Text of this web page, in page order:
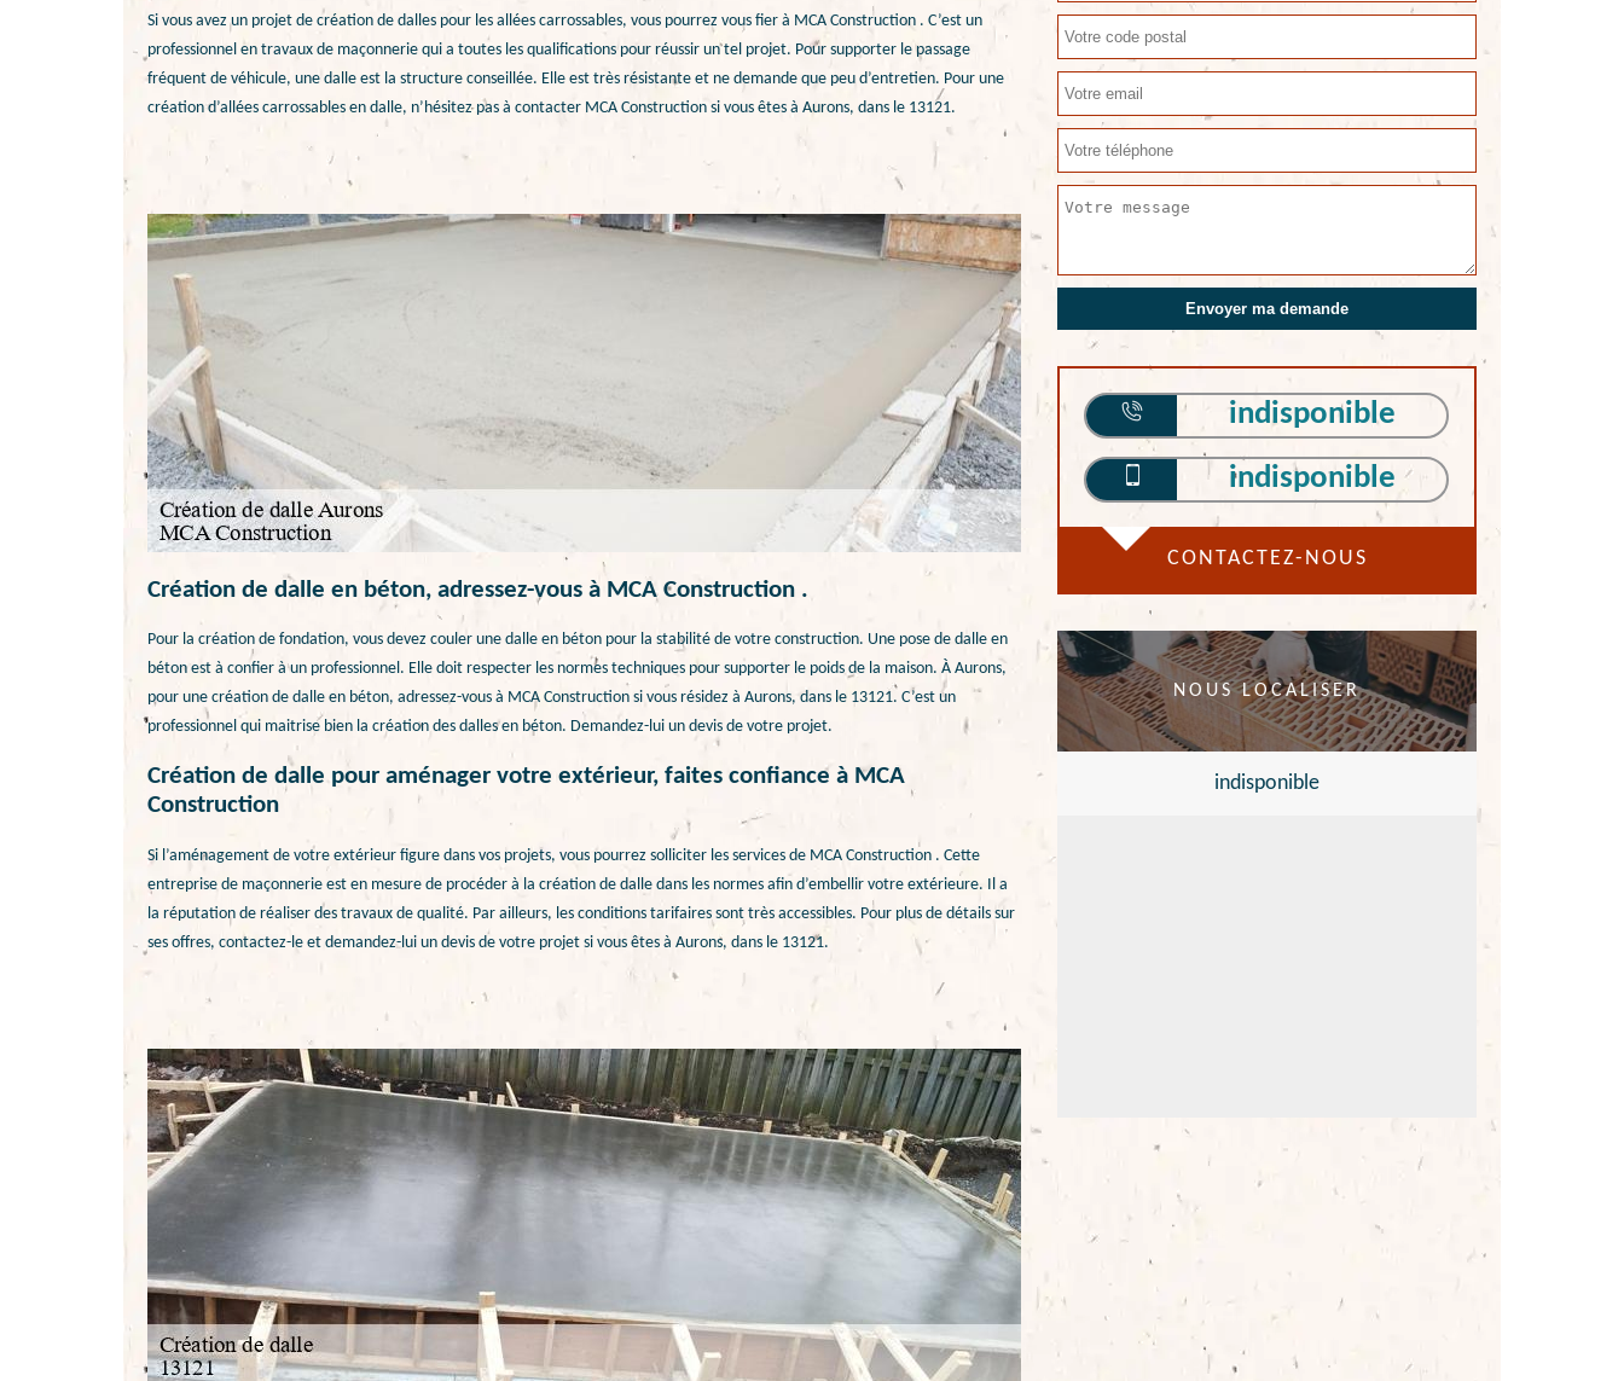
Si vous avez un projet de création de dalles pour les allées carrossables, vous pourrez vous fier à MCA Construction . C’est un
professionnel en travaux de maçonnerie qui a toutes les qualifications pour réussir un tel projet. Pour supporter le passage
fréquent de véhicule, une dalle est la structure conseillée. Elle est très résistante et ne demande que peu d’entretien. Pour une
création d’allées carrossables en dalle, n’hésitez pas à contacter MCA Construction si vous êtes à Aurons, dans le 13121.
Création de dalle en béton, adressez-vous à MCA Construction .
Pour la création de fondation, vous devez couler une dalle en béton pour la stabilité de votre construction. Une pose de dalle en
béton est à confier à un professionnel. Elle doit respecter les normes techniques pour supporter le poids de la maison. À Aurons,
pour une création de dalle en béton, adressez-vous à MCA Construction si vous résidez à Aurons, dans le 13121. C’est un
professionnel qui maitrise bien la création des dalles en béton. Demandez-lui un devis de votre projet.
Création de dalle pour aménager votre extérieur, faites confiance à MCA
Construction
Si l’aménagement de votre extérieur figure dans vos projets, vous pourrez solliciter les services de MCA Construction . Cette
entreprise de maçonnerie est en mesure de procéder à la création de dalle dans les normes afin d’embellir votre extérieure. Il a
la réputation de réaliser des travaux de qualité. Par ailleurs, les conditions tarifaires sont très accessibles. Pour plus de détails sur
ses offres, contactez-le et demandez-lui un devis de votre projet si vous êtes à Aurons, dans le 13121.
indisponible
indisponible
CONTACTEZ-NOUS
NOUS LOCALISER
indisponible